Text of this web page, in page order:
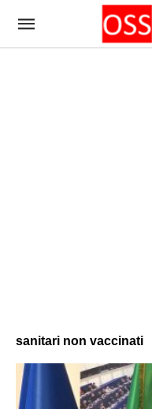
sanitari non vaccinati